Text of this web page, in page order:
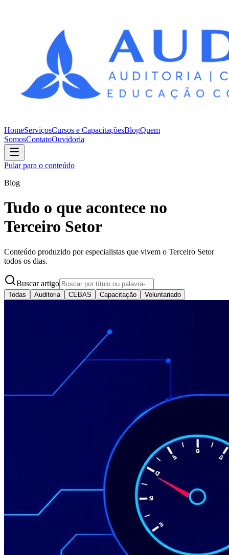
HomeServiçosCursos e CapacitaçõesBlogQuem
SomosContatoOuvidoria
Pular para o conteúdo
Blog
Tudo o que acontece no
Terceiro Setor
Conteúdo produzido por especialistas que vivem o Terceiro Setor
todos os dias.
Buscar artigo
Todas Auditoria CEBAS Capacitação Voluntariado